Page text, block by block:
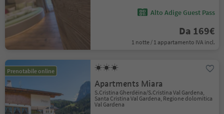
Alto Adige Guest Pass
Da 169€
1 notte / 1 appartamento IVA incl.
Prenotabile online
Apartments Miara
S.Cristina Gherdëina/S.Cristina Val Gardena,
Santa Cristina Val Gardena, Regione dolomitica
Val Gardena